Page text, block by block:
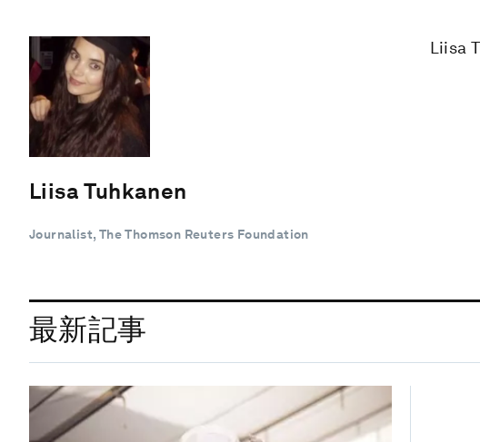
Liisa Tuhkanen
Journalist, The Thomson Reuters Foundation
Liisa
最新記事